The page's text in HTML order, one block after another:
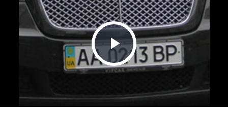
Play Video